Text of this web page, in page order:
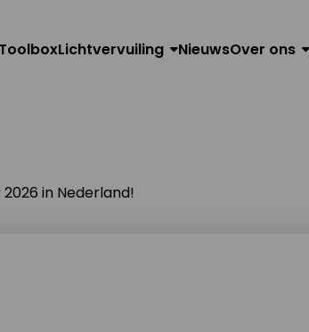
ToolboxLichtvervuiling NieuwsOver ons
in Nederland!